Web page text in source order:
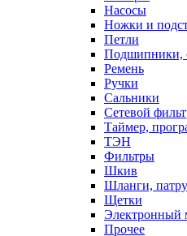
Насосы
Ножки и
Петли
Подшипники,
Ремень
Ручки
Сальники
Сетевой
Таймер,
ТЭН
Фильтры
Шкив
Шланги,
Щетки
Электронный
Прочее